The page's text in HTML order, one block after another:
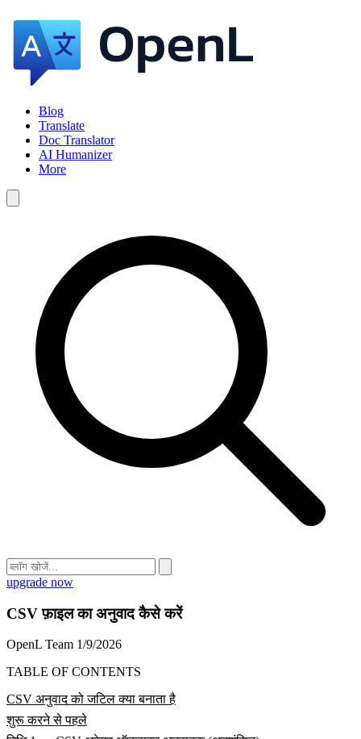
Blog
Translate
Doc Translator
AI Humanizer
More
upgrade now
CSV फ़ाइल का अनुवाद कैसे करें
OpenL Team 1/9/2026
TABLE OF CONTENTS
CSV अनुवाद को जटिल क्या बनाता है
शुरू करने से पहले